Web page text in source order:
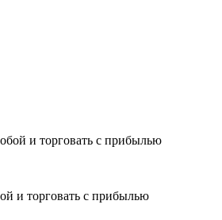
и торговать с прибылью